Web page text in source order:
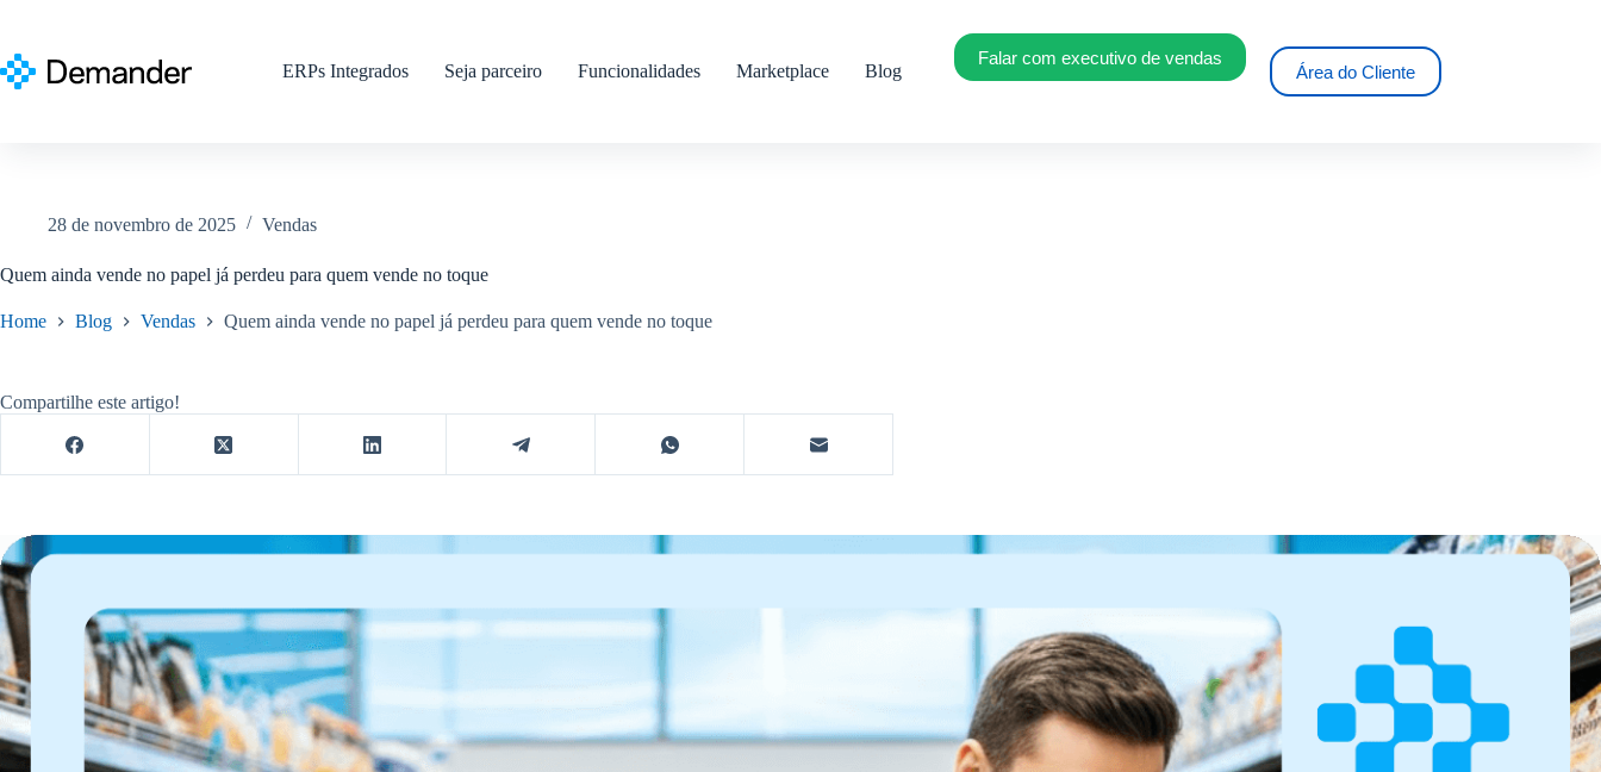
conteúdo
ERPs Integrados Seja parceiro Funcionalidades Marketplace Blog
Falar com executivo de vendas
Área do Cliente
28 de novembro de 2025 Vendas
Quem ainda vende no papel já perdeu para quem vende no toque
Home Blog Vendas Quem ainda vende no papel já perdeu para quem vende no toque
Compartilhe este artigo!